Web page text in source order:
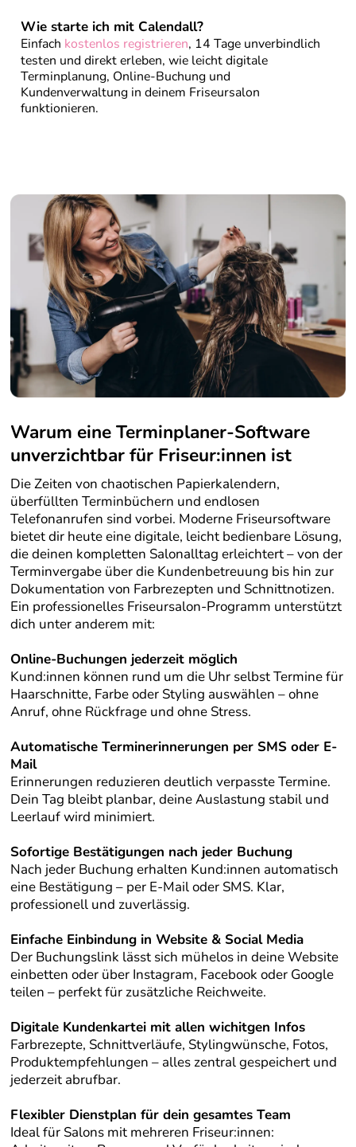
Wie starte ich mit Calendall?
Einfach kostenlos registrieren, 14 Tage unverbindlich
testen und direkt erleben, wie leicht digitale
Terminplanung, Online-Buchung und
Kundenverwaltung in deinem Friseursalon
funktionieren.
Warum eine Terminplaner-Software
unverzichtbar für Friseur:innen ist
Die Zeiten von chaotischen Papierkalendern,
überfüllten Terminbüchern und endlosen
Telefonanrufen sind vorbei. Moderne Friseursoftware
bietet dir heute eine digitale, leicht bedienbare Lösung,
die deinen kompletten Salonalltag erleichtert – von der
Terminvergabe über die Kundenbetreuung bis hin zur
Dokumentation von Farbrezepten und Schnittnotizen.
Ein professionelles Friseursalon-Programm unterstützt
dich unter anderem mit:
Online-Buchungen jederzeit möglich
Kund:innen können rund um die Uhr selbst Termine für
Haarschnitte, Farbe oder Styling auswählen – ohne
Anruf, ohne Rückfrage und ohne Stress.
Automatische Terminerinnerungen per SMS oder E-
Mail
Erinnerungen reduzieren deutlich verpasste Termine.
Dein Tag bleibt planbar, deine Auslastung stabil und
Leerlauf wird minimiert.
Sofortige Bestätigungen nach jeder Buchung
Nach jeder Buchung erhalten Kund:innen automatisch
eine Bestätigung – per E-Mail oder SMS. Klar,
professionell und zuverlässig.
Einfache Einbindung in Website & Social Media
Der Buchungslink lässt sich mühelos in deine Website
einbetten oder über Instagram, Facebook oder Google
teilen – perfekt für zusätzliche Reichweite.
Digitale Kundenkartei mit allen wichitgen Infos
Farbrezepte, Schnittverläufe, Stylingwünsche, Fotos,
Produktempfehlungen – alles zentral gespeichert und
jederzeit abrufbar.
Flexibler Dienstplan für dein gesamtes Team
Ideal für Salons mit mehreren Friseur:innen: